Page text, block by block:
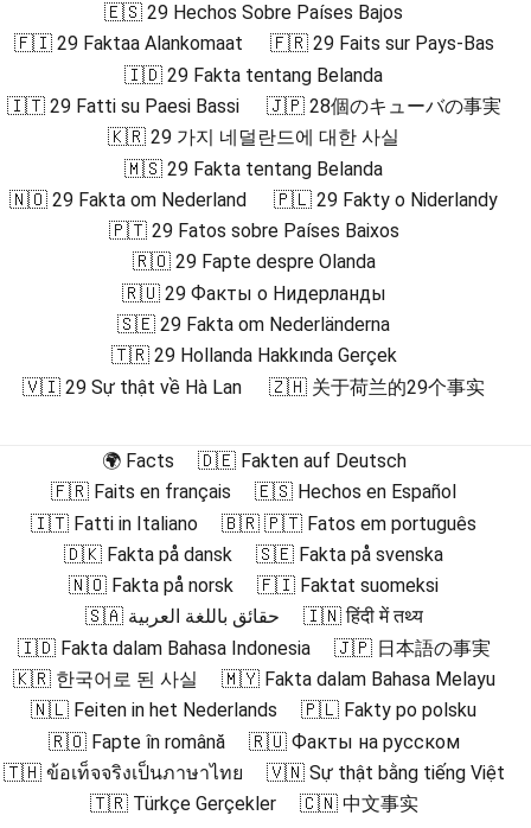
🇪🇸 29 Hechos Sobre Países Bajos
🇫🇮 29 Faktaa Alankomaat
🇫🇷 29 Faits sur Pays-Bas
🇮🇩 29 Fakta tentang Belanda
🇮🇹 29 Fatti su Paesi Bassi
🇯🇵 28個のキューバの事実
🇰🇷 29 가지 네덜란드에 대한 사실
🇲🇸 29 Fakta tentang Belanda
🇳🇴 29 Fakta om Nederland
🇵🇱 29 Fakty o Niderlandy
🇵🇹 29 Fatos sobre Países Baixos
🇷🇴 29 Fapte despre Olanda
🇷🇺 29 Факты о Нидерланды
🇸🇪 29 Fakta om Nederländerna
🇹🇷 29 Hollanda Hakkında Gerçek
🇻🇮 29 Sự thật về Hà Lan
🇿🇭 关于荷兰的29个事实
🌍 Facts
🇩🇪 Fakten auf Deutsch
🇫🇷 Faits en français
🇪🇸 Hechos en Español
🇮🇹 Fatti in Italiano
🇧🇷 🇵🇹 Fatos em português
🇩🇰 Fakta på dansk
🇸🇪 Fakta på svenska
🇳🇴 Fakta på norsk
🇫🇮 Faktat suomeksi
🇸🇦 حقائق باللغة العربية
🇮🇳 हिंदी में तथ्य
🇮🇩 Fakta dalam Bahasa Indonesia
🇯🇵 日本語の事実
🇰🇷 한국어로 된 사실
🇲🇾 Fakta dalam Bahasa Melayu
🇳🇱 Feiten in het Nederlands
🇵🇱 Fakty po polsku
🇷🇴 Fapte în română
🇷🇺 Факты на русском
🇹🇭 ข้อเท็จจริงเป็นภาษาไทย
🇻🇳 Sự thật bằng tiếng Việt
🇹🇷 Türkçe Gerçekler
🇨🇳 中文事实